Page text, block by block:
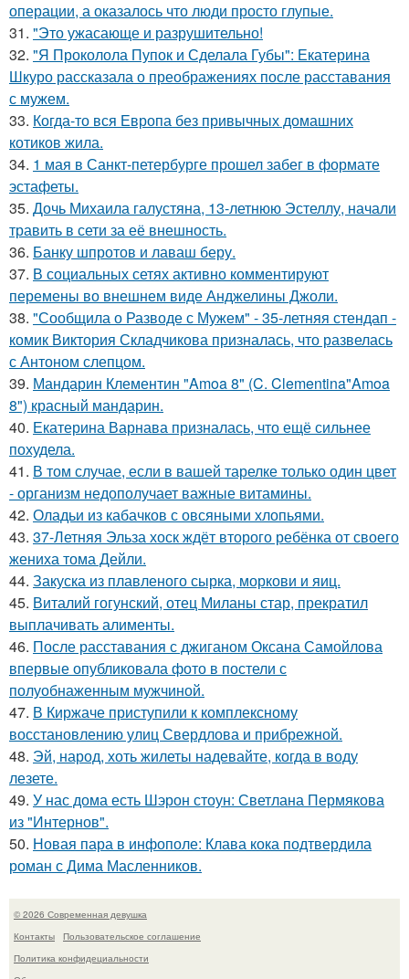
операции, а оказалось что люди просто глупые.
31. "Это ужасающе и разрушительно!
32. "Я Проколола Пупок и Сделала Губы": Екатерина
Шкуро рассказала о преображениях после расставания
с мужем.
33. Когда-то вся Европа без привычных домашних
котиков жила.
34. 1 мая в Санкт-петербурге прошел забег в формате
эстафеты.
35. Дочь Михаила галустяна, 13-летнюю Эстеллу, начали
травить в сети за её внешность.
36. Банку шпротов и лаваш беру.
37. В социальных сетях активно комментируют
перемены во внешнем виде Анджелины Джоли.
38. "Сообщила о Разводе с Мужем" - 35-летняя стендап -
комик Виктория Складчикова призналась, что развелась
с Антоном слепцом.
39. Мандарин Клементин "Amoa 8" (C. Clementina"Amoa
8") красный мандарин.
40. Екатерина Варнава призналась, что ещё сильнее
похудела.
41. В том случае, если в вашей тарелке только один цвет
- организм недополучает важные витамины.
42. Оладьи из кабачков с овсяными хлопьями.
43. 37-Летняя Эльза хоск ждёт второго ребёнка от своего
жениха тома Дейли.
44. Закуска из плавленого сырка, моркови и яиц.
45. Виталий гогунский, отец Миланы стар, прекратил
выплачивать алименты.
46. После расставания с джиганом Оксана Самойлова
впервые опубликовала фото в постели с
полуобнаженным мужчиной.
47. В Киржаче приступили к комплексному
восстановлению улиц Свердлова и прибрежной.
48. Эй, народ, хоть жилеты надевайте, когда в воду
лезете.
49. У нас дома есть Шэрон стоун: Светлана Пермякова
из "Интернов".
50. Новая пара в инфополе: Клава кока подтвердила
роман с Дима Масленников.
© 2026 Современная девушка
Контакты
Пользовательское соглашение
Политика конфидециальности